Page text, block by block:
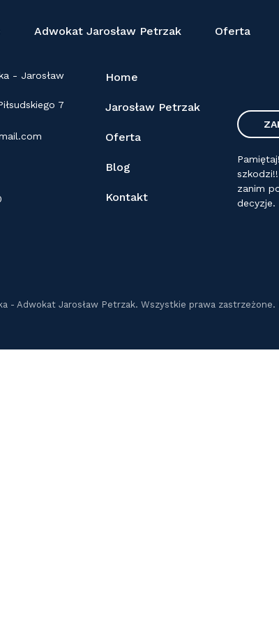
Adwokat Jarosław Petrzak Oferta
- Jarosław
7
Home
Jarosław Petrzak
Oferta
Blog
Kontakt
zanim
decyzje.
- Adwokat Jarosław Petrzak. Wszystkie prawa zastrzeżone.